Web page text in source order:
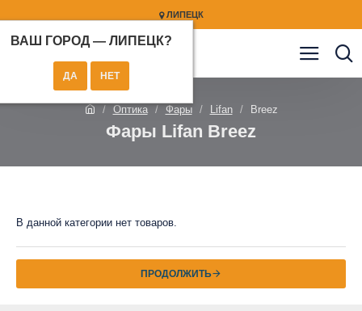
ЛИПЕЦК
ВАШ ГОРОД — ЛИПЕЦК?
Оптика Фары Lifan Breez
Фары Lifan Breez
В данной категории нет товаров.
ПРОДОЛЖИТЬ